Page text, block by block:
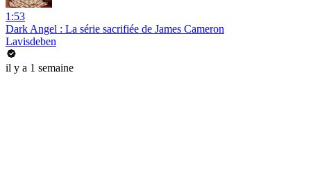
1:53
Dark Angel : La série sacrifiée de James Cameron
Lavisdeben
il y a 1 semaine